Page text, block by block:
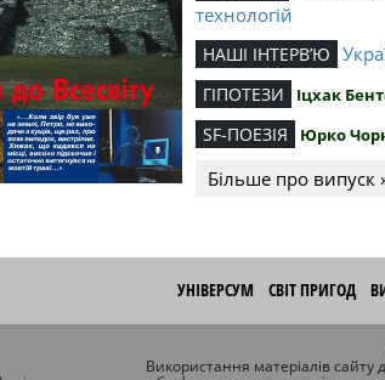
технологій
НАШІ ІНТЕРВ’Ю
ГІПОТЕЗИ Іцхак
SF-ПОЕЗІЯ Юрко
Більше про випуск
УНІВЕРСУМ СВІТ ПРИГОД
Використання матеріалів